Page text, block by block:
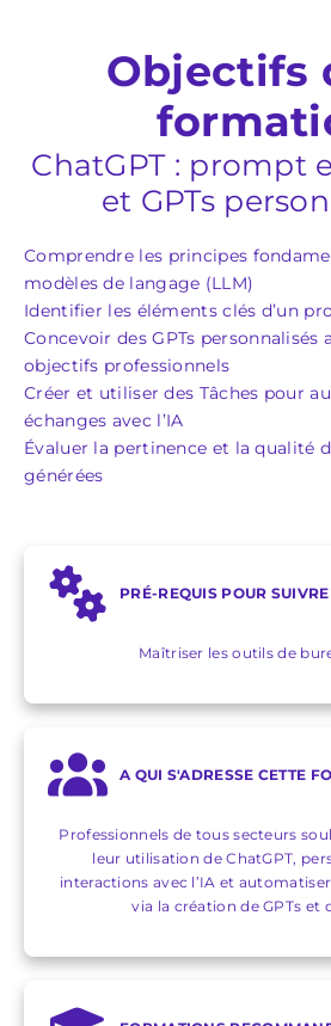
Objectifs
ChatGPT : prompt
et GPTs
Comprendre les principes
modèles de langage (LLM)
Identifier les éléments clés d’un
Concevoir des GPTs personnalisés
objectifs professionnels
Créer et utiliser des Tâches pour
échanges avec l’IA
Évaluer la pertinence et la qualité
générées
PRÉ-REQUIS POUR
Maîtriser les outils de
A QUI S'ADRESSE CETTE
Professionnels de tous secteurs
leur utilisation de ChatGPT,
interactions avec l’IA et
via la création de GPTs et